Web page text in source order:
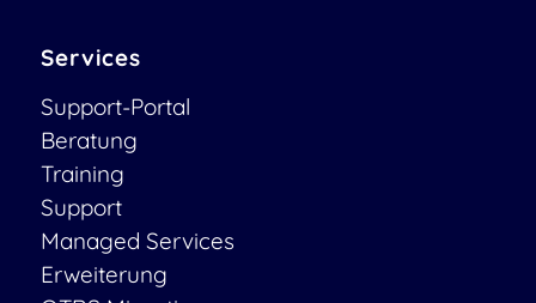
Services
Support-Portal
Beratung
Training
Support
Managed Services
Erweiterung